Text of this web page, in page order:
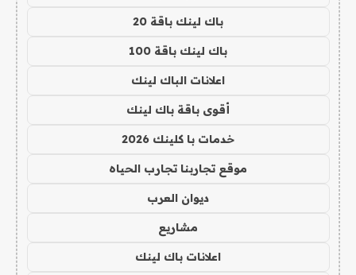
باك لينك باقة 20
باك لينك باقة 100
اعلانات الباك لينك
أقوى باقة باك لينك
خدمات با كلينك 2026
موقع تجاربنا تجارب الحياه
ديوان العرب
مشاريع
اعلانات باك لينك